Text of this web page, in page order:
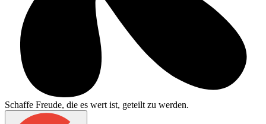
Schaffe Freude, die es wert ist, geteilt zu werden.